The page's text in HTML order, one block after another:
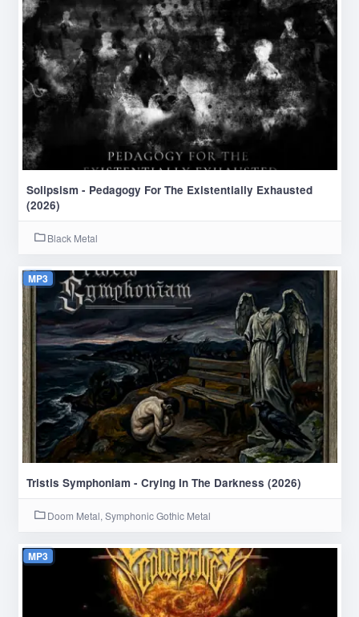
Solipsism - Pedagogy For The Existentially Exhausted
(2026)
Black Metal
MP3
Tristis Symphoniam - Crying In The Darkness (2026)
Doom Metal, Symphonic Gothic Metal
MP3